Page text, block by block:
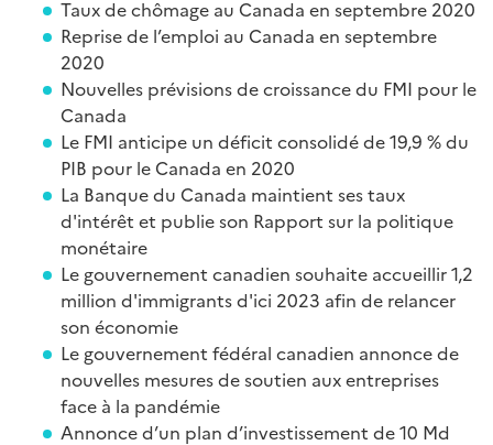
Taux de chômage au Canada en septembre 2020
Reprise de l’emploi au Canada en septembre
2020
Nouvelles prévisions de croissance du FMI pour le
Canada
Le FMI anticipe un déficit consolidé de 19,9 % du
PIB pour le Canada en 2020
La Banque du Canada maintient ses taux
d'intérêt et publie son Rapport sur la politique
monétaire
Le gouvernement canadien souhaite accueillir 1,2
million d'immigrants d'ici 2023 afin de relancer
son économie
Le gouvernement fédéral canadien annonce de
nouvelles mesures de soutien aux entreprises
face à la pandémie
Annonce d’un plan d’investissement de 10 Md